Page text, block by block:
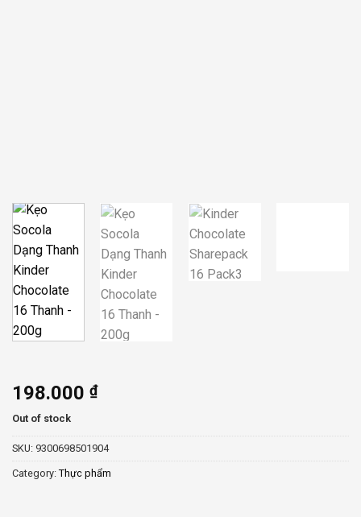
198.000 ₫
Out of stock
SKU: 9300698501904
Category: Thực phẩm